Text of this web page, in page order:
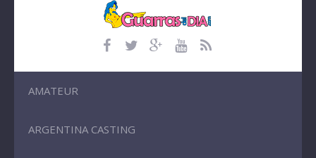
AMATEUR
ARGENTINA CASTING